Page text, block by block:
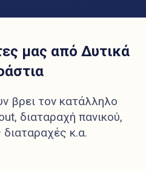
μας από Δυτικά
βρει τον κατάλληλο
διαταραχή πανικού,
διαταραχές κ.α.